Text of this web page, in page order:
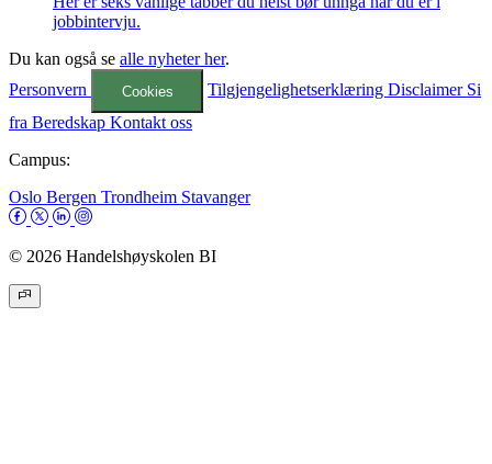
jobbintervju.
Du kan også se alle nyheter her.
Personvern
Cookies TilgjengelighetserklæringDisclaimer Si
fra Beredskap Kontakt oss
Campus:
Oslo Bergen Trondheim Stavanger
© 2026 Handelshøyskolen BI